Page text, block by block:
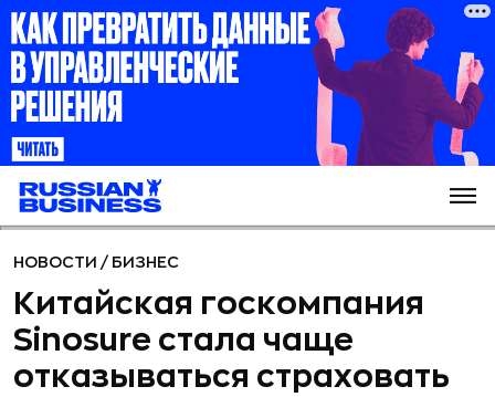
НОВОСТИ / БИЗНЕС
Китайская госкомпания
Sinosure стала чаще
отказываться страховать